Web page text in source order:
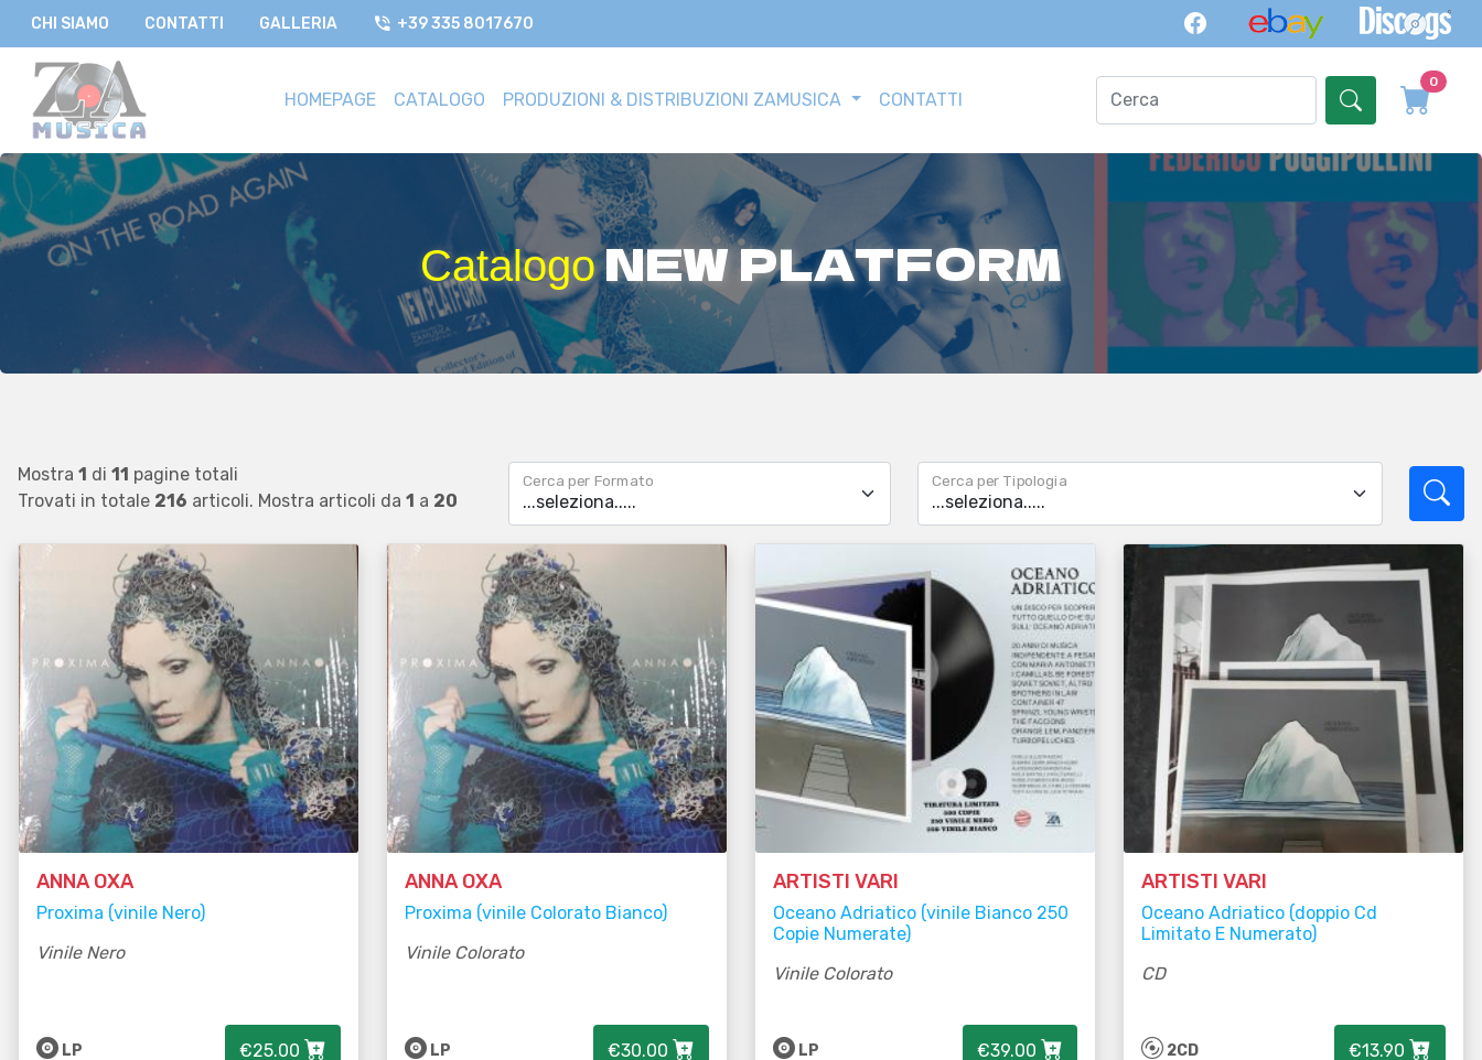
CHI SIAMO CONTATTI GALLERIA +39 335 8017670
HOMEPAGE CATALOGO PRODUZIONI & DISTRIBUZIONI ZAMUSICA CONTATTI
0
CatalogoNEW PLATFORM
Mostra 1 di 11 pagine totali
Trovati in totale 216 articoli. Mostra articoli da 1 a 20
Cerca per Formato Cerca per Tipologia
ANNA OXA
Proxima (vinile Nero)
Vinile Nero
LP €25.00
ANNA OXA
Proxima (vinile Colorato Bianco)
Vinile Colorato
LP €30.00
ARTISTI VARI
Oceano Adriatico (vinile Bianco 250
Copie Numerate)
Vinile Colorato
LP €39.00
ARTISTI VARI
Oceano Adriatico (doppio Cd
Limitato E Numerato)
CD
2CD €13.90